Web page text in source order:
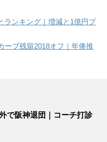
ランキング｜増減と1億円プ
ープ残留2018オフ｜年俸推
で阪神退団｜コーチ打診